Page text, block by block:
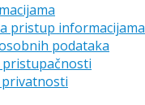
pristup informacijama
podataka
pristupačnosti